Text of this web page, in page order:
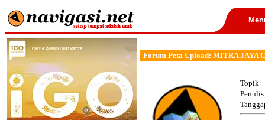
Forum Peta Upload: MITRA JAYA
Topik
Penulis